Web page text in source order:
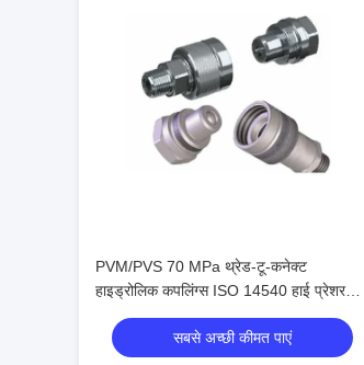
PVM/PVS 70 MPa थ्रेड-टू-कनेक्ट
हाइड्रोलिक कपलिंग्स ISO 14540 हाई प्रेशर
कोन वाल्व कनेक्टर्स
सबसे अच्छी कीमत पाएं